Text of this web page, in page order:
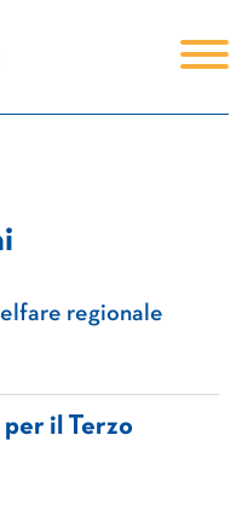
regionale
per il Terzo